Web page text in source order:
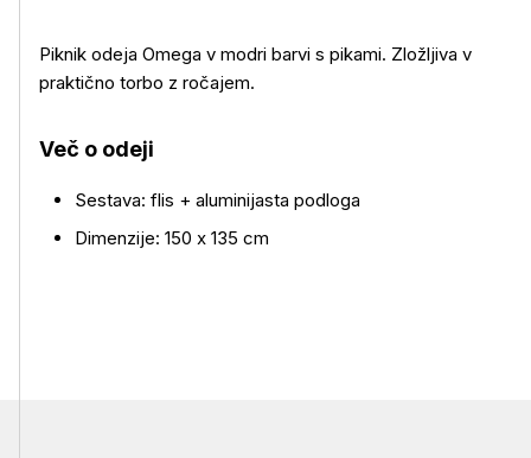
Piknik odeja Omega v modri barvi s pikami. Zložljiva v
praktično torbo z ročajem.
Več o odeji
Sestava: flis + aluminijasta podloga
Dimenzije: 150 x 135 cm